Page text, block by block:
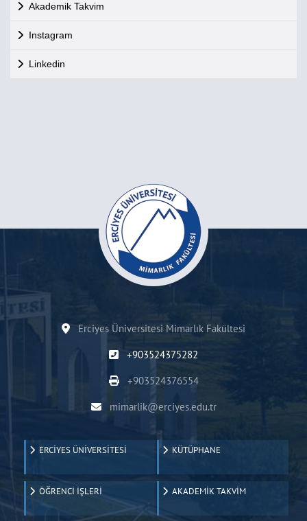
Akademik Takvim
Instagram
Linkedin
Erciyes Üniversitesi Mimarlık Fakültesi
+903524375282
+903524376554
mimarlik@erciyes.edu.tr
ERCİYES ÜNİVERSİTESİ KÜTÜPHANE
ÖĞRENCİ İŞLERİ AKADEMİK TAKVİM